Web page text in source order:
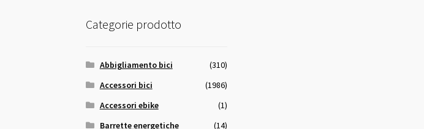
Categorie prodotto
Abbigliamento bici
(310)
Accessori bici
(1986)
Accessori ebike
(1)
Barrette energetiche
(14)